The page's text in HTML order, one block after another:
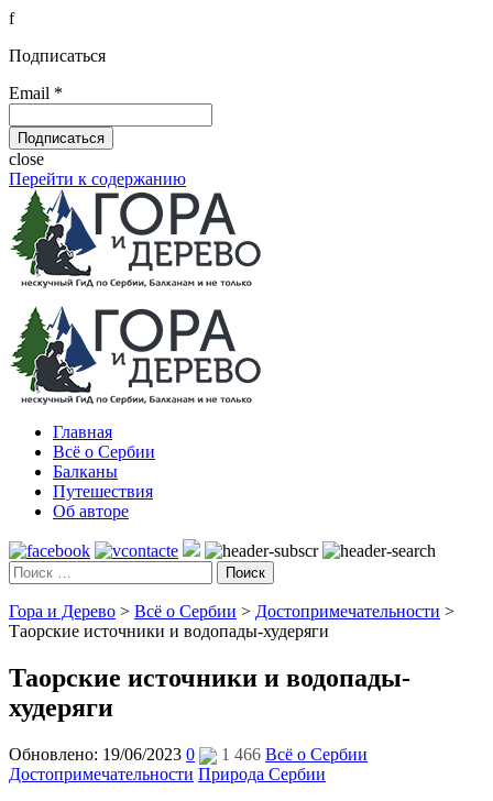
f
Подписаться
Email *
close
Перейти к содержанию
Главная
Всё о Сербии
Балканы
Путешествия
Об авторе
Поиск
Гора и Дерево > Всё о Сербии > Достопримечательности >
Таорские источники и водопады-худеряги
Таорские источники и водопады-
худеряги
Обновлено: 19/06/2023 0 1 466 Всё о Сербии
Достопримечательности Природа Сербии